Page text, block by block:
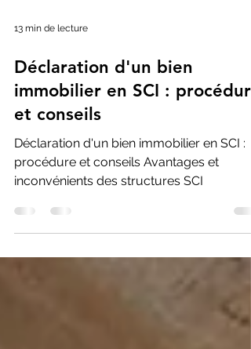
Déclaration d'un bien
immobilier en SCI : procédure
et conseils
Déclaration d'un bien immobilier en SCI :
procédure et conseils Avantages et
inconvénients des structures SCI